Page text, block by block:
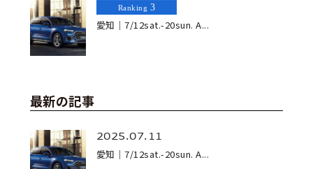
Ranking 3
愛知｜7/12sat.-20sun. A...
最新の記事
2025.07.11
愛知｜7/12sat.-20sun. A...